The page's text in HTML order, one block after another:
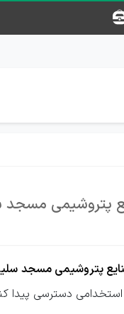
پتروشیمی مسجد
پتروشیمی مسجد
دسترسی پیدا